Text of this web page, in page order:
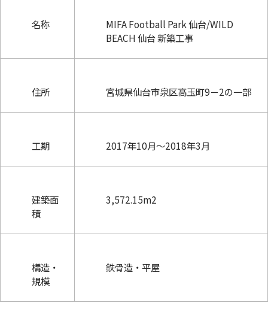
名称
MIFA Football Park 仙台/WILD
BEACH 仙台 新築工事
住所 宮城県仙台市泉区高玉町9－2の一部
工期 2017年10月～2018年3月
建築面
積
3,572.15m2
構造・
規模
鉄骨造・平屋